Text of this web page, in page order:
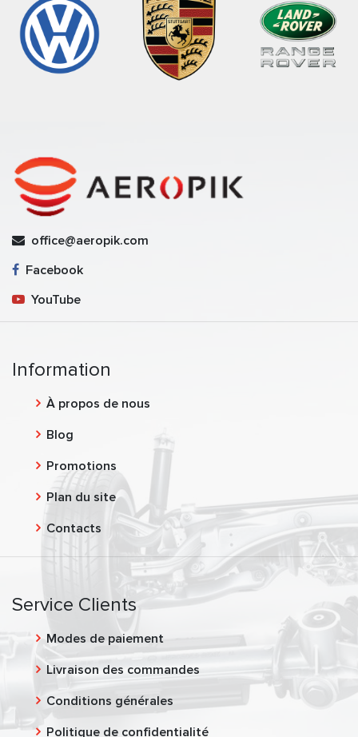
office@aeropik.com
Facebook
YouTube
Information
À propos de nous
Blog
Promotions
Plan du site
Contacts
Service Clients
Modes de paiement
Livraison des commandes
Conditions générales
Politique de confidentialité